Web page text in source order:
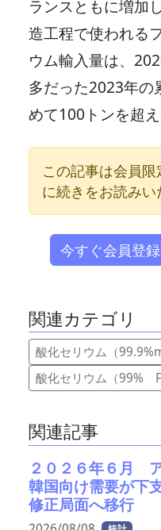
ランスともに増加
造工程で使われる
ウム輸入量は、
多だった2023年の
めて100トンを超え
この記事は会員
に続きをお読みい
今すぐ会員登
関連カテゴリ
酸化セリウム（
酸化セリウム（99%
関連記事
２０２６年６月
韓国向け需要が
修正局面へ移行